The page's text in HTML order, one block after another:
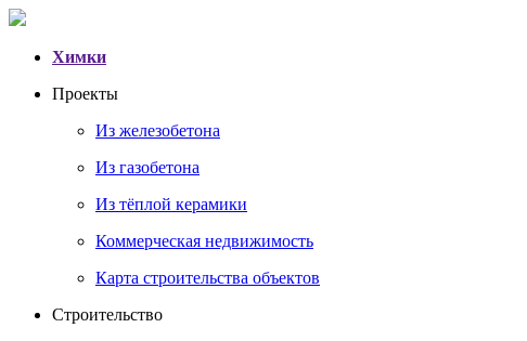
Химки
Проекты
Из железобетона
Из газобетона
Из тёплой керамики
Коммерческая недвижимость
Карта строительства объектов
Строительство